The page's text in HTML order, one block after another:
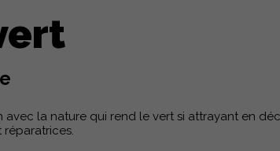
avec la nature qui rend le vert si attrayant en
réparatrices.